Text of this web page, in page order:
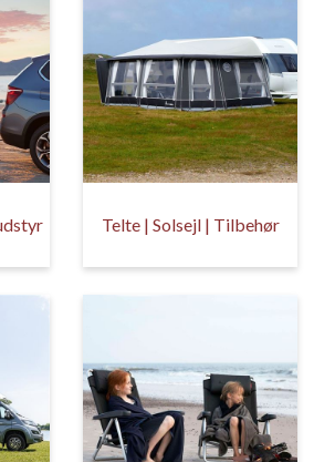
Telte | Solsejl | Tilbehør